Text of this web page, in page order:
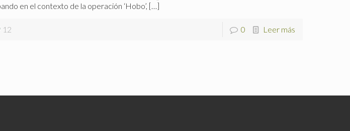
en el contexto de la operación ‘Hobo’, […]
12 0 Leer más